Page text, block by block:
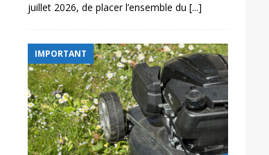
juillet 2026, de placer l’ensemble du [...]
IMPORTANT